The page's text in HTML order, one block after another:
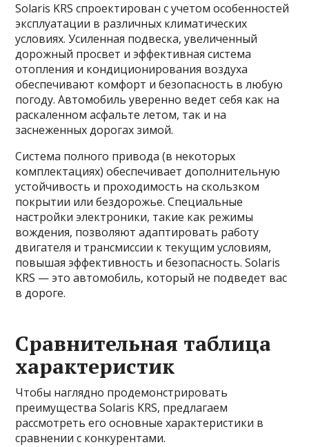
Solaris KRS спроектирован с учетом особенностей
эксплуатации в различных климатических
условиях. Усиленная подвеска, увеличенный
дорожный просвет и эффективная система
отопления и кондиционирования воздуха
обеспечивают комфорт и безопасность в любую
погоду. Автомобиль уверенно ведет себя как на
раскаленном асфальте летом, так и на
заснеженных дорогах зимой.
Система полного привода (в некоторых
комплектациях) обеспечивает дополнительную
устойчивость и проходимость на скользком
покрытии или бездорожье. Специальные
настройки электроники, такие как режимы
вождения, позволяют адаптировать работу
двигателя и трансмиссии к текущим условиям,
повышая эффективность и безопасность. Solaris
KRS — это автомобиль, который не подведет вас
в дороге.
Сравнительная таблица
характеристик
Чтобы наглядно продемонстрировать
преимущества Solaris KRS, предлагаем
рассмотреть его основные характеристики в
сравнении с конкурентами.